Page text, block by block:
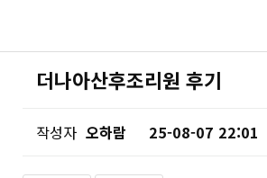
더나아산후조리원 후기
작성자 오하람 25-08-07 22:01